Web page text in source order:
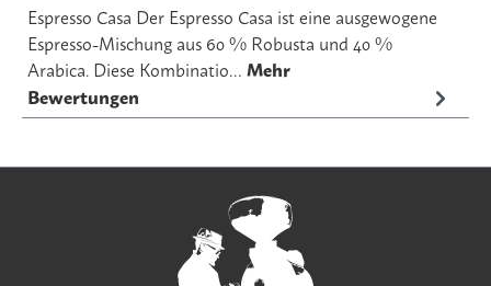
Espresso Casa Der Espresso Casa ist eine ausgewogene
Espresso-Mischung aus 60 % Robusta und 40 %
Arabica. Diese Kombinatio… Mehr
Bewertungen